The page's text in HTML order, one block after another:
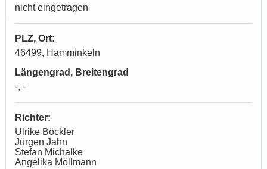
nicht eingetragen
PLZ, Ort:
46499, Hamminkeln
Längengrad, Breitengrad
-, -
Richter:
Ulrike Böckler
Jürgen Jahn
Stefan Michalke
Angelika Möllmann